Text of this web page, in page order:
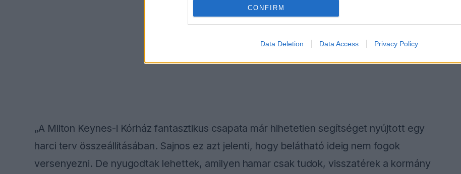
CONFIRM
Data Deletion Data Access Privacy Policy
„A Milton Keynes-i Kórház fantasztikus csapata már hihetetlen segítséget nyújtott egy
harci terv összeállításában. Sajnos ez azt jelenti, hogy belátható ideig nem fogok
versenyezni. De nyugodtak lehettek, amilyen hamar csak tudok, visszatérek a kormány